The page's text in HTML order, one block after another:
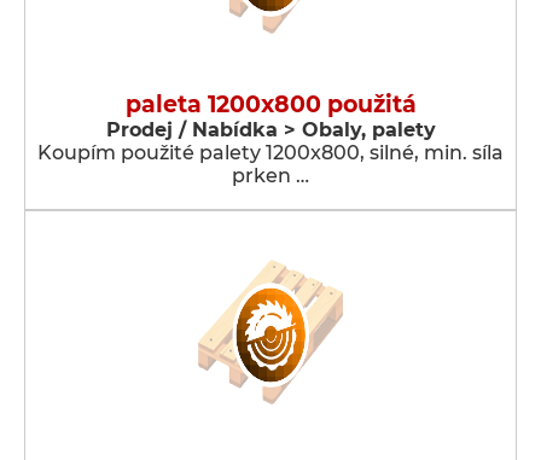
paleta 1200x800 použitá
Prodej / Nabídka > Obaly, palety
Koupím použité palety 1200x800, silné, min. síla
prken …